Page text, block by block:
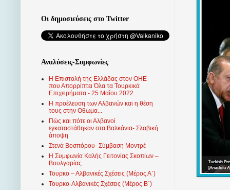
Οι δημοσιεύσεις στο Twitter
Αναλύσεις-Συμφωνίες
Η Επιστολή της Ελλάδας στον ΟΗΕ
που Απορρίπτει Όλα τα Τουρκικά
Επιχειρήματα - 25 Μαΐου 2022
Η προέλευση των Αλβανών και η θέση
τους στην Οθωμα...
Πώς και πότε οι Αλβανοί
εγκαταστάθηκαν στα Βαλκάνια- Σλαβική
άποψη
Στενά Βοσπόρου- Σύμβαση Μοντρέ
Η Συμφωνία Καλής Γειτονίας Σκοπίων –
Βουλγαρίας
Τουρκο – Αλβανικές Σχέσεις (Mέρος Α΄)
Τουρκο-Αλβανικές Σχέσεις (Μέρος Β΄)